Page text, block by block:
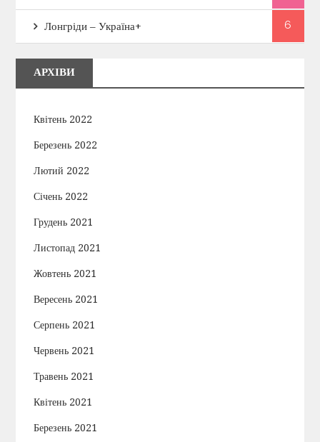
Лонгріди – Україна+ 6
АРХІВИ
Квітень 2022
Березень 2022
Лютий 2022
Січень 2022
Грудень 2021
Листопад 2021
Жовтень 2021
Вересень 2021
Серпень 2021
Червень 2021
Травень 2021
Квітень 2021
Березень 2021